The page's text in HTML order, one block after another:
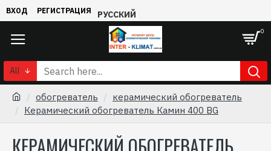
ВХОД РЕГИСТРАЦИЯ РУССКИЙ
0
All
обогреватель
керамический обогреватель
Керамический обогреватель Камин 400 BG